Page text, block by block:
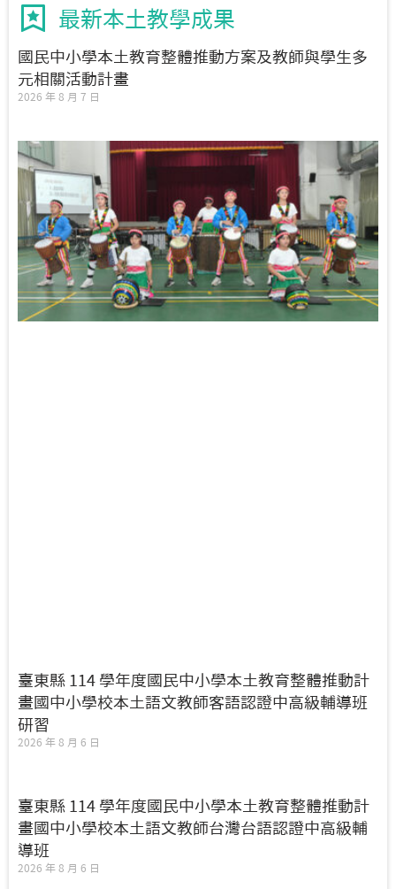
最新本土教學成果
國民中小學本土教育整體推動方案及教師與學生多
元相關活動計畫
2026 年 8 月 7 日
臺東縣 114 學年度國民中小學本土教育整體推動計
畫國中小學校本土語文教師客語認證中高級輔導班
研習
2026 年 8 月 6 日
臺東縣 114 學年度國民中小學本土教育整體推動計
畫國中小學校本土語文教師台灣台語認證中高級輔
導班
2026 年 8 月 6 日